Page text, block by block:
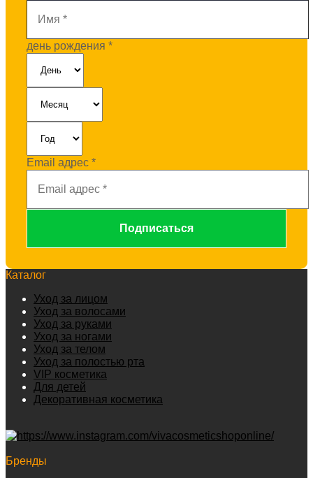
день рождения *
Email адрес *
Каталог
Уход за лицом
Уход за волосами
Уход за руками
Уход за ногами
Уход за телом
Уход за полостью рта
VIP косметика
Для детей
Декоративная косметика
Бренды